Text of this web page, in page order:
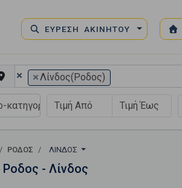
ΕΥΡΕΣΗ ΑΚΙΝΗΤΟΥ
× ×Λίνδος(Ροδος)
ΡΟΔΟΣ ΛΊΝΔΟΣ
- Λίνδος